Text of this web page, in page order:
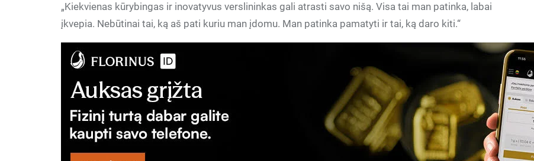
„Kiekvienas kūrybingas ir inovatyvus verslininkas gali atrasti savo nišą. Visa tai man patinka, labai
įkvepia. Nebūtinai tai, ką aš pati kuriu man įdomu. Man patinka pamatyti ir tai, ką daro kiti.“